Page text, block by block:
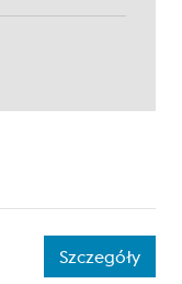
Szczegóły